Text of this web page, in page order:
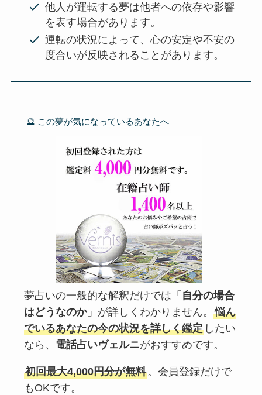
他人が運転する夢は他者への依存や影響
を表す場合があります。
運転の状況によって、心の安定や不安の
度合いが反映されることがあります。
🔮 この夢が気になっているあなたへ
夢占いの一般的な解釈だけでは「 自分の場合
はどうなのか」が詳しくわかりません。悩ん
でいるあなたの今の状況を詳しく鑑定 したい
なら、 電話占いヴェルニがおすすめです。
初回最大4,000円分が無料。会員登録だけで
もOKです。